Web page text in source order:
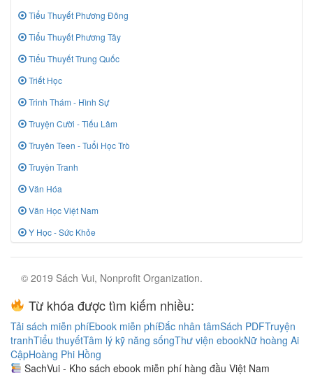
Tiểu Thuyết Phương Đông
Tiểu Thuyết Phương Tây
Tiểu Thuyết Trung Quốc
Triết Học
Trinh Thám - Hình Sự
Truyện Cười - Tiếu Lâm
Truyên Teen - Tuổi Học Trò
Truyện Tranh
Văn Hóa
Văn Học Việt Nam
Y Học - Sức Khỏe
© 2019 Sách Vui, Nonprofit Organization.
Từ khóa được tìm kiếm nhiều:
Tải sách miễn phíEbook miễn phíĐắc nhân tâmSách PDFTruyện
tranhTiểu thuyếtTâm lý kỹ năng sốngThư viện ebookNữ hoàng Ai
CậpHoàng Phi Hồng
SachVui - Kho sách ebook miễn phí hàng đầu Việt Nam